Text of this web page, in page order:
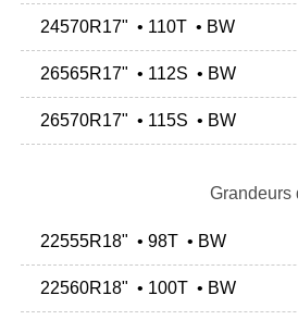
24570R17" • 110T • BW
26565R17" • 112S • BW
26570R17" • 115S • BW
Grandeurs
22555R18" • 98T • BW
22560R18" • 100T • BW